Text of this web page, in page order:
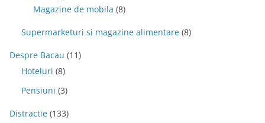
Magazine de mobila (8)
Supermarketuri si magazine alimentare (8)
Despre Bacau (11)
Hoteluri (8)
Pensiuni (3)
Distractie (133)